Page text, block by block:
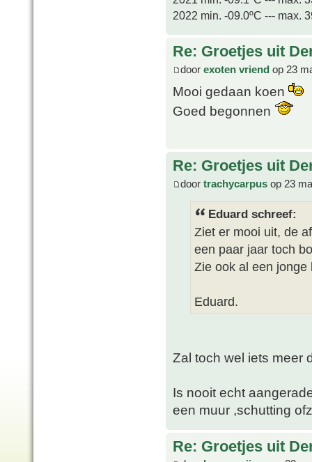
2022 min. -09.0ºC --- max.
Re: Groetjes uit
door exoten vriend op 23
Mooi gedaan koen
Goed begonnen
Re: Groetjes uit
door trachycarpus op 23
Eduard schreef:
Ziet er mooi uit, de
een paar jaar toch
Zie ook al een
Eduard.
Zal toch wel iets meer
Is nooit echt
een muur ,schutting
Re: Groetjes uit